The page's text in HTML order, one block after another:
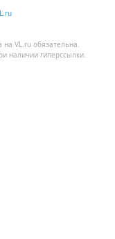
на VL.ru обязательна.
наличии гиперссылки.